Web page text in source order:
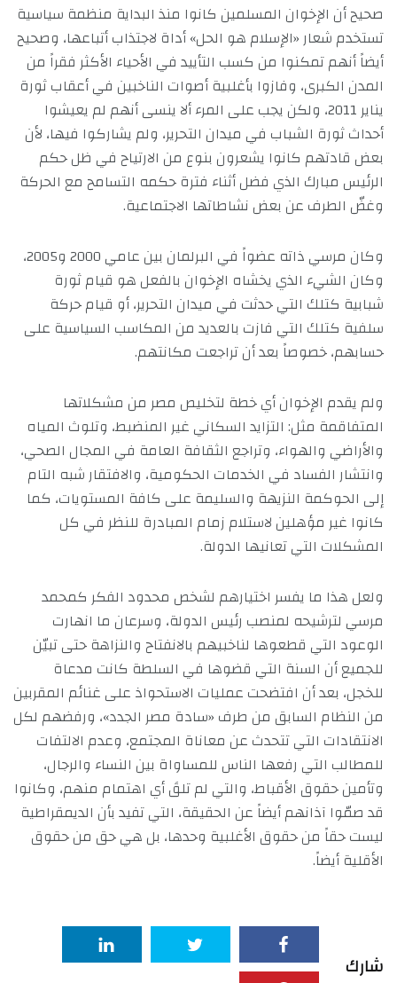
صحيح أن الإخوان المسلمين كانوا منذ البداية منظمة سياسية
تستخدم شعار «الإسلام هو الحل» أداة لاجتذاب أتباعها، وصحيح
أيضاً أنهم تمكنوا من كسب التأييد في الأحياء الأكثر فقراً من
المدن الكبرى، وفازوا بأغلبية أصوات الناخبين في أعقاب ثورة
يناير 2011، ولكن يجب على المرء ألا ينسى أنهم لم يعيشوا
أحداث ثورة الشباب في ميدان التحرير، ولم يشاركوا فيها، لأن
بعض قادتهم كانوا يشعرون بنوع من الارتياح في ظل حكم
الرئيس مبارك الذي فضل أثناء فترة حكمه التسامح مع الحركة
وغضّ الطرف عن بعض نشاطاتها الاجتماعية.
وكان مرسي ذاته عضواً في البرلمان بين عامي 2000 و2005،
وكان الشيء الذي يخشاه الإخوان بالفعل هو قيام ثورة
شبابية كتلك التي حدثت في ميدان التحرير، أو قيام حركة
سلفية كتلك التي فازت بالعديد من المكاسب السياسية على
حسابهم، خصوصاً بعد أن تراجعت مكانتهم.
ولم يقدم الإخوان أي خطة لتخليص مصر من مشكلاتها
المتفاقمة مثل: التزايد السكاني غير المنضبط، وتلوث المياه
والأراضي والهواء، وتراجع الثقافة العامة في المجال الصحي،
وانتشار الفساد في الخدمات الحكومية، والافتقار شبه التام
إلى الحوكمة النزيهة والسليمة على كافة المستويات، كما
كانوا غير مؤهلين لاستلام زمام المبادرة للنظر في كل
المشكلات التي تعانيها الدولة.
ولعل هذا ما يفسر اختيارهم لشخص محدود الفكر كمحمد
مرسي لترشيحه لمنصب رئيس الدولة، وسرعان ما انهارت
الوعود التي قطعوها لناخبيهم بالانفتاح والنزاهة حتى تبيّن
للجميع أن السنة التي قضوها في السلطة كانت مدعاة
للخجل، بعد أن افتضحت عمليات الاستحواذ على غنائم المقربين
من النظام السابق من طرف «سادة مصر الجدد»، ورفضهم لكل
الانتقادات التي تتحدث عن معاناة المجتمع، وعدم الالتفات
للمطالب التي رفعها الناس للمساواة بين النساء والرجال،
وتأمين حقوق الأقباط، والتي لم تلقَ أي اهتمام منهم، وكانوا
قد صمّوا آذانهم أيضاً عن الحقيقة، التي تفيد بأن الديمقراطية
ليست حقاً من حقوق الأغلبية وحدها، بل هي حق من حقوق
الأقلية أيضاً.
شارك